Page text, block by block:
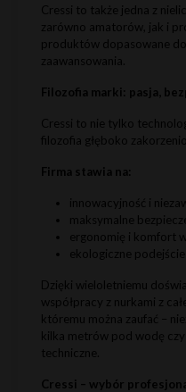
Cressi to także jedna z
zarówno amatorów, jak i
produktów dopasowane
zaawansowania.
Filozofia marki: pasja,
Cressi to nie tylko
filozofia głęboko
Firma stawia na:
innowacyjność i
maksymalne
ergonomię i komfort
ekologiczne
Dzięki wieloletniemu
współpracy z nurkami z
któremu można zaufać –
kilka metrów pod wodę czy
techniczne.
Cressi – wybór